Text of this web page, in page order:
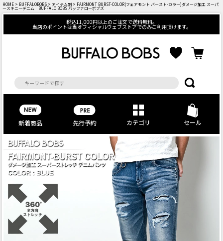
HOME > BUFFALOBOBS > アイテム別 > FAIRMONT BURST-COLOR(フェアモント バースト-カラー)ダメージ加工 スーパ
ースキニーデニム BUFFALO BOBS バッファローボブズ
税込11,000円以上のご注文で送料無料。
当店のポイントは当オフィシャルウェブストアでのみご利用頂けます。
新着商品 先行予約 カテゴリ セール